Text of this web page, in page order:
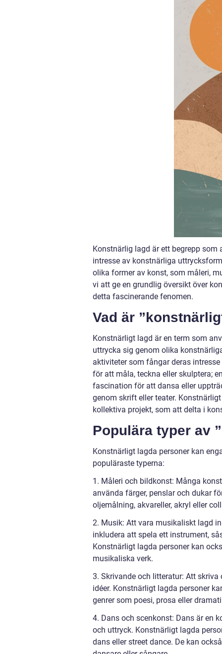
Konstnärlig lagd är ett begrepp
intresse av konstnärliga
olika former av konst, som måleri,
vi att ge en grundlig översikt över
detta fascinerande fenomen.
Vad är
Konstnärligt lagd är en term som
uttrycka sig genom olika
aktiviteter som fångar deras
för att måla, teckna eller skulptera;
fascination för att dansa eller
genom skrift eller teater.
kollektiva projekt, som att delta i
Populära typer av
Konstnärligt lagda personer kan
populäraste typerna:
1. Måleri och bildkonst: Många
använda färger, penslar och dukar
oljemålning, akvareller, akryl eller
2. Musik: Att vara musikaliskt lagd
inkludera att spela ett instrument,
Konstnärligt lagda personer kan
musikaliska verk.
3. Skrivande och litteratur: Att
idéer. Konstnärligt lagda personer
genrer som poesi, prosa eller
4. Dans och scenkonst: Dans är en
och uttryck. Konstnärligt lagda
dans eller street dance. De kan